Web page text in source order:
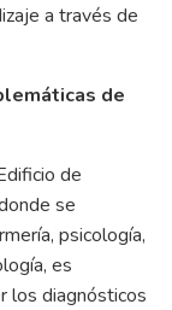
a través de
de
de
se
psicología,
es
los diagnósticos